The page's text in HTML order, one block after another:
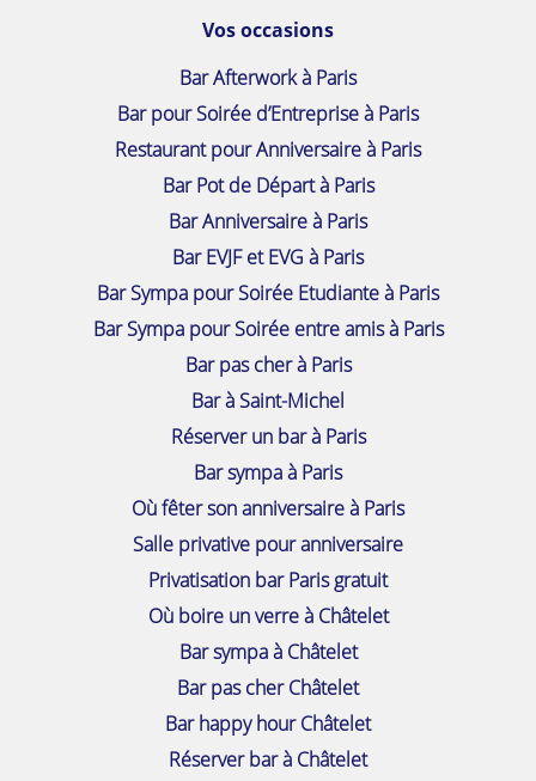
Vos occasions
Bar Afterwork à Paris
Bar pour Soirée d’Entreprise à Paris
Restaurant pour Anniversaire à Paris
Bar Pot de Départ à Paris
Bar Anniversaire à Paris
Bar EVJF et EVG à Paris
Bar Sympa pour Soirée Etudiante à Paris
Bar Sympa pour Soirée entre amis à Paris
Bar pas cher à Paris
Bar à Saint-Michel
Réserver un bar à Paris
Bar sympa à Paris
Où fêter son anniversaire à Paris
Salle privative pour anniversaire
Privatisation bar Paris gratuit
Où boire un verre à Châtelet
Bar sympa à Châtelet
Bar pas cher Châtelet
Bar happy hour Châtelet
Réserver bar à Châtelet